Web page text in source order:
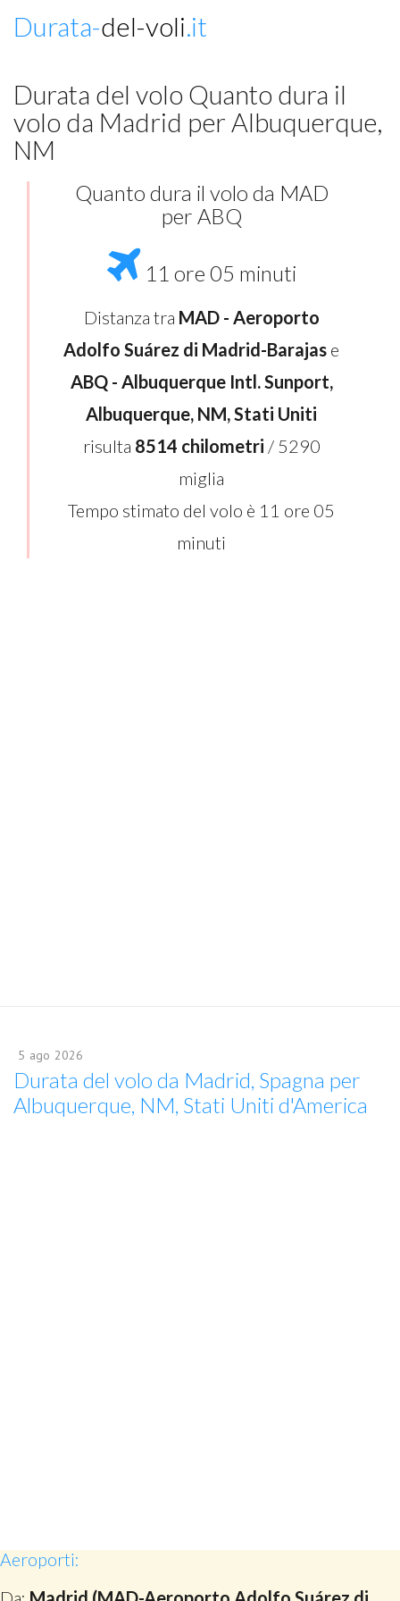
Durata-del-voli.it
Durata del volo Quanto dura il
volo da Madrid per Albuquerque,
NM
Quanto dura il volo da MAD
per ABQ
11 ore 05 minuti
Distanza tra MAD - Aeroporto
Adolfo Suárez di Madrid-Barajas e
ABQ - Albuquerque Intl. Sunport,
Albuquerque, NM, Stati Uniti
risulta 8514 chilometri / 5290
miglia
Tempo stimato del volo è 11 ore 05
minuti
5 ago 2026
Durata del volo da Madrid, Spagna per
Albuquerque, NM, Stati Uniti d'America
Aeroporti: